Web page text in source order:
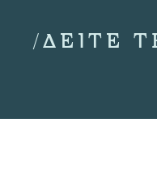
/ΔΕΙΤΕ